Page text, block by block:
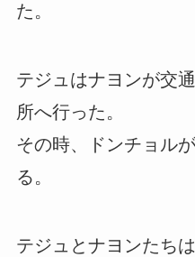
た。
テジュはナヨンが交
所へ行った。
その時、ドンチョル
る。
テジュとナヨンたち